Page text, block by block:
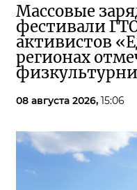
Массовые
фестивали
активистов
регионах
08 августа 2026, 15:06